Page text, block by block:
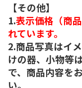
【その他】
1.表示価格（商
れています。
2.商品写真はイ
けの器、小物等
で、商品内容を
い。